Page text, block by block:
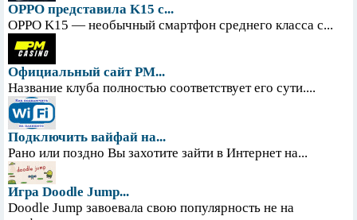
OPPO представила K15 с...
OPPO K15 — необычный смартфон среднего класса с...
Официальный сайт PM...
Название клуба полностью соответствует его сути....
Подключить вайфай на...
Рано или поздно Вы захотите зайти в Интернет на...
Игра Doodle Jump...
Doodle Jump завоевала свою популярность не на